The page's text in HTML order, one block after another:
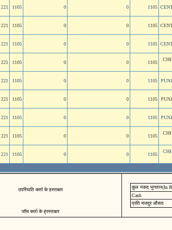
221 1105 0 0 1105
221 1105 0 0 1105
221 1105 0 0 1105
221 1105 0 0 1105
221 1105 0 0 1105
221 1105 0 0 1105
221 1105 0 0 1105
221 1105 0 0 1105
221 1105 0 0 1105
उपस्थिति कर्ता के हस्ताक्षर
जॉच कर्ता के ह्रस्ताक्षर
कुल नकद भुगतान(In
Cash
प्रति मजदुर औसत